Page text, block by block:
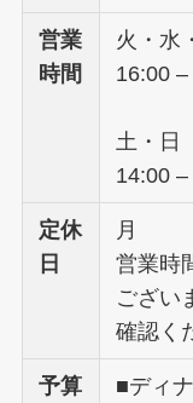
営業
時間
火・水
16:00
土・日
14:00
定休
日
月
営業時
ござい
確認く
予算
■ディ